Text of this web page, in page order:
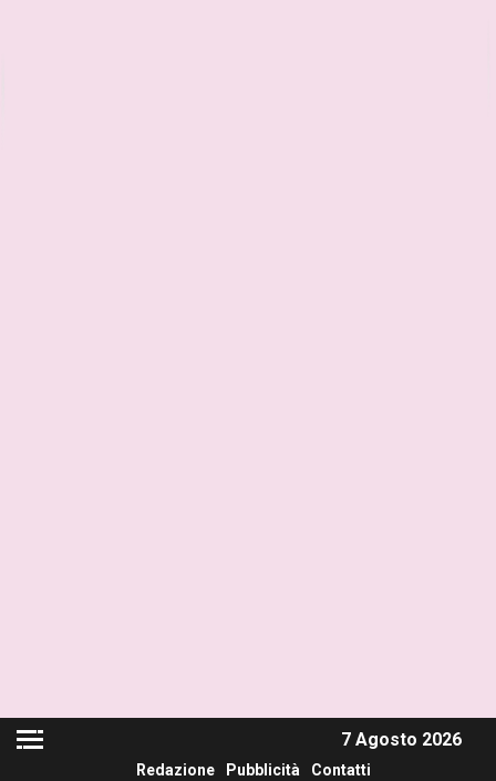
7 Agosto 2026
Redazione Pubblicità Contatti